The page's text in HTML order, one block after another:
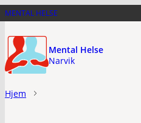
Hopp
hovedinnhold
MENTAL HELSE
Mental Helse
Narvik
Hjem